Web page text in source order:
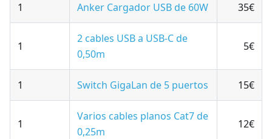
1 Anker Cargador USB de 60W 35€
1
2 cables USB a USB-C de
0,50m
5€
1 Switch GigaLan de 5 puertos 15€
1
Varios cables planos Cat7 de
0,25m
12€